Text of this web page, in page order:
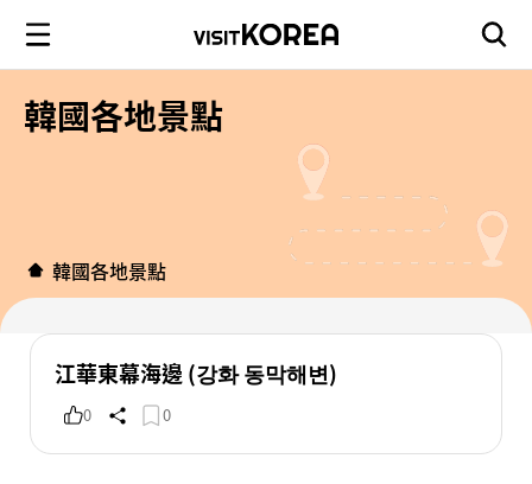
韓國各地景點
韓國各地景點
江華東幕海邊 (강화 동막해변)
0 0